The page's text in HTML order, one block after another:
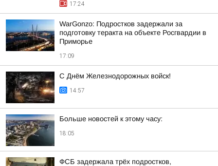
17:24
WarGonzo: Подростков задержали за
подготовку теракта на объекте Росгвардии в
Приморье
17:09
С Днём Железнодорожных войск!
14:57
Больше новостей к этому часу:
18:05
ФСБ задержала трёх подростков,